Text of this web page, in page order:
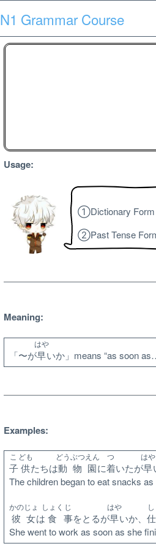
N1 Grammar Course
Usage:
①Dictionary Form
②Past Tense
Meaning:
「〜が早
はや
いか」means “as soon
Examples:
子
こ
供
ども
たちは動物
どうぶつ
園
えん
に着
つ
いたが早
はや
The children began to eat snacks
彼女
かのじょ
は 食
しょく
事
じ
をとるが早
はや
いか、 仕
し
She went to work as soon as she